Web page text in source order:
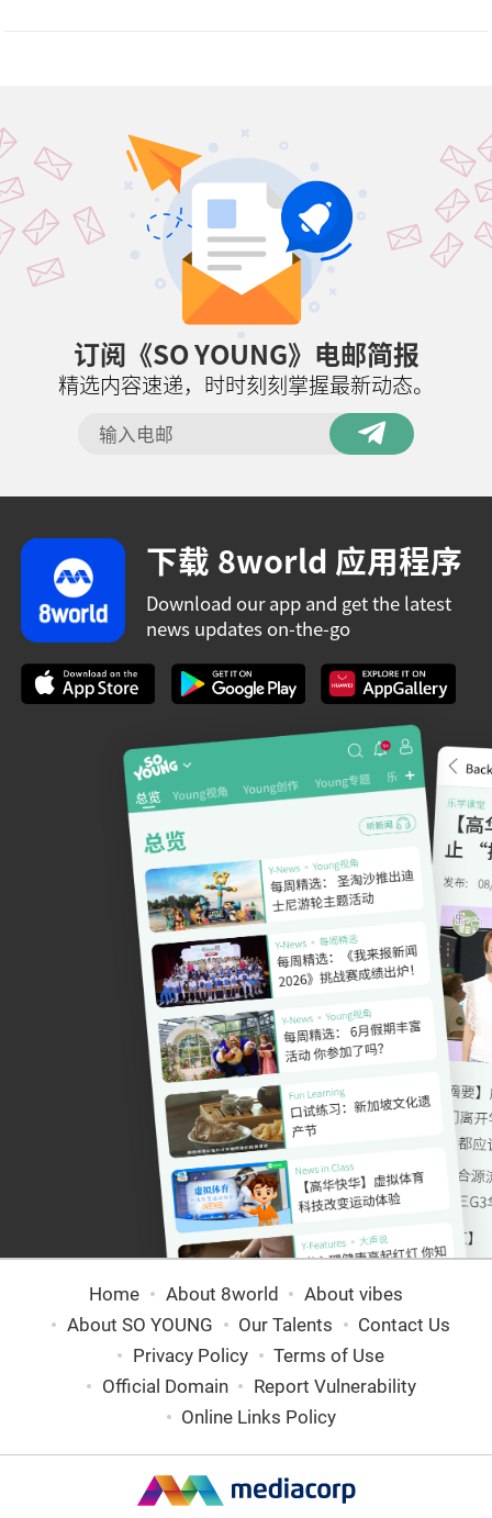
订阅《SO YOUNG》电邮简报
精选内容速递，时时刻刻掌握最新动态。
下载 8world 应用程序
Download our app and get the latest
news updates on-the-go
Home About 8world
About vibes
About SO YOUNG
Our Talents
Contact Us
Privacy Policy
Terms of Use
Official Domain
Report Vulnerability
Online Links Policy